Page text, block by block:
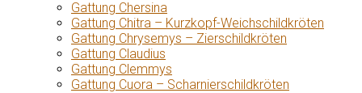
Gattung Chersina
Gattung Chitra – Kurzkopf-Weichschildkröten
Gattung Chrysemys – Zierschildkröten
Gattung Claudius
Gattung Clemmys
Gattung Cuora – Scharnierschildkröten